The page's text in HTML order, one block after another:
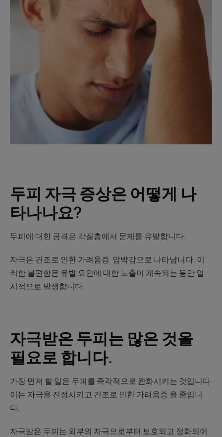
두피 자극 증상은 어떻게 나
타나나요?
두피에 대한 공격은 각질층에서 문제를 유발합니다.
자극은 건조로 인한 가려움증 압박감으로 나타납니다. 이
러한 불편함은 유발 요인에 대한 노출이 계속되는 동안 일
시적으로 발생합니다.
자극받은 두피는 많은 것을
필요로 합니다.
가장 먼저 할 일은 두피를 즉각적으로 완화시키는 것입니다
이는 자극을 진정시키고 건조로 인한 가려움증 을 줄입니
다.
자극받은 두피는 외부의 자극으로부터 보호되고 정화되어